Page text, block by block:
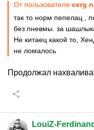
От пользователя cerg
так то норм пепелац ,
без пневмы. за
Не китаец какой то,
не ломалось
Продолжал
LouiZ-